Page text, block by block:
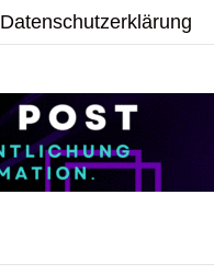
Datenschutzerklärung